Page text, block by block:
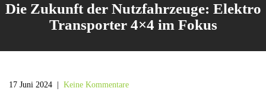
Die Zukunft der Nutzfahrzeuge: Elektro
Transporter 4×4 im Fokus
17 Juni 2024 Keine Kommentare